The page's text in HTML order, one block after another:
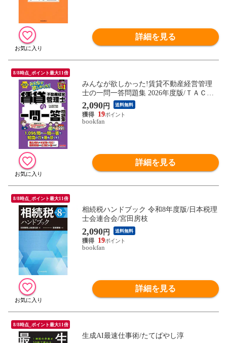
詳細を見る
8/8時点_ポイント最大11倍
みんなが欲しかった!賃貸不動産経営管理
士の一問一答問題集 2026年度版/ＴＡＣ賃
貸不動産経営管理士講座
2,090円 送料無料
19
bookfan
詳細を見る
8/8時点_ポイント最大11倍
相続税ハンドブック 令和8年度版/日本税理
士会連合会/宮田房枝
2,090円 送料無料
19
bookfan
詳細を見る
8/8時点_ポイント最大11倍
生成AI最速仕事術/たてばやし淳